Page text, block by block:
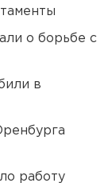
о борьбе с
в
работу